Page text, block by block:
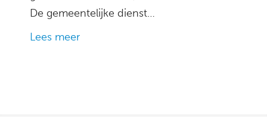
De gemeentelijke dienst…
Lees meer